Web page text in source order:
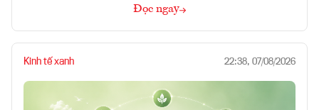
Đọc ngay
Kinh tế xanh 22:38, 07/08/2026